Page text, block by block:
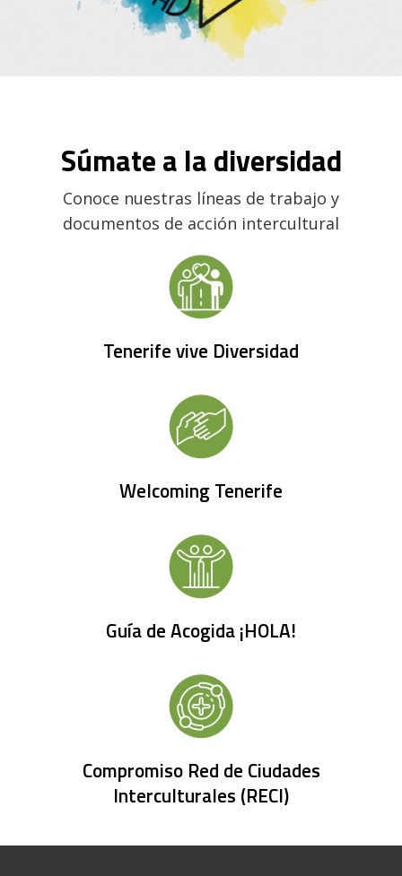
Súmate a la diversidad
Conoce nuestras líneas de trabajo y
documentos de acción intercultural
Tenerife vive Diversidad
Welcoming Tenerife
Guía de Acogida ¡HOLA!
Compromiso Red de Ciudades
Interculturales (RECI)